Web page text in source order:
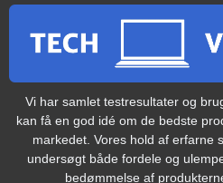
Vi har samlet testresultater og
kan få en god idé om de bedste
markedet. Vores hold af erfarne
undersøgt både fordele og
bedømmelse af